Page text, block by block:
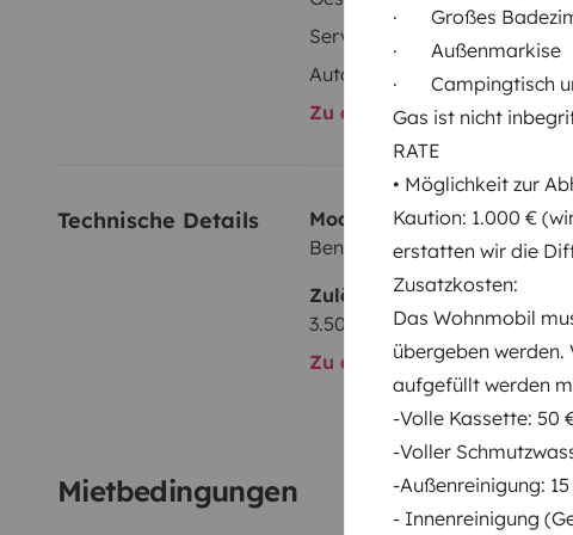
· Großes
· Außenmarkise
· Campingtisch
Gas ist nicht
RATE
• Möglichkeit zur
Kaution: 1.000 €
erstatten wir die
Zusatzkosten:
Das Wohnmobil
übergeben
aufgefüllt werden
-Volle Kassette: 50
-Voller
-Außenreinigung:
- Innenreinigung
Servolenkung
Autoradio
Zu allen
Technische Details
Modell:
Benimar Europe 6000 LD
Zulässiges Gesamtgewicht:
3.500 kg
Zu allen technischen
Mietbedingungen